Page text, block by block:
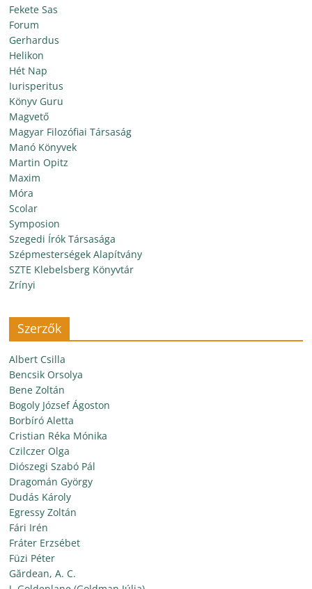
Fekete Sas
Forum
Gerhardus
Helikon
Hét Nap
Iurisperitus
Könyv Guru
Magvető
Magyar Filozófiai Társaság
Manó Könyvek
Martin Opitz
Maxim
Móra
Scolar
Symposion
Szegedi Írók Társasága
Szépmesterségek Alapítvány
SZTE Klebelsberg Könyvtár
Zrínyi
Szerzők
Albert Csilla
Bencsik Orsolya
Bene Zoltán
Bogoly József Ágoston
Borbíró Aletta
Cristian Réka Mónika
Czilczer Olga
Diószegi Szabó Pál
Dragomán György
Dudás Károly
Egressy Zoltán
Fári Irén
Fráter Erzsébet
Füzi Péter
Gărdean, A. C.